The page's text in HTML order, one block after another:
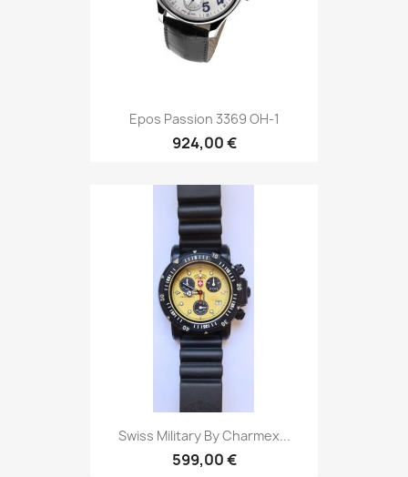
Epos Passion 3369 OH-1
924,00 €
Swiss Military By Charmex...
599,00 €